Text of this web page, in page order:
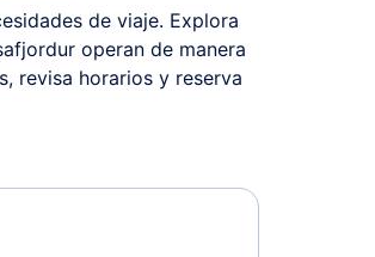
de viaje. Explora
operan de manera
revisa horarios y reserva